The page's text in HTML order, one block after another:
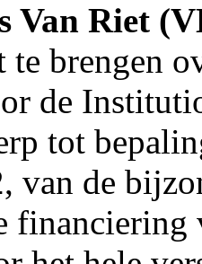
Van Riet
te brengen
de
tot
van de
financiering